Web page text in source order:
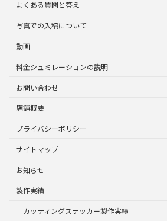
よくある質問と答え
写真での入稿について
動画
料金シュミレーションの説明
お問い合わせ
店舗概要
プライバシーポリシー
サイトマップ
お知らせ
製作実績
カッティングステッカー製作実績